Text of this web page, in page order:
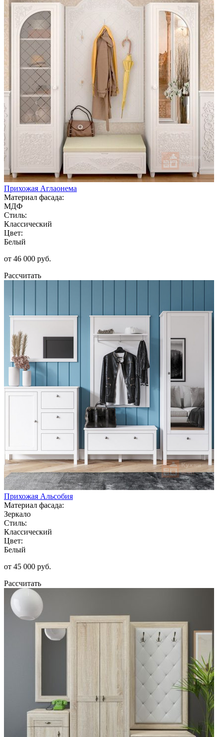
Прихожая Аглаонема
Материал фасада:
МДФ
Стиль:
Классический
Цвет:
Белый
от 46 000 руб.
Рассчитать
Прихожая Альсобия
Материал фасада:
Зеркало
Стиль:
Классический
Цвет:
Белый
от 45 000 руб.
Рассчитать